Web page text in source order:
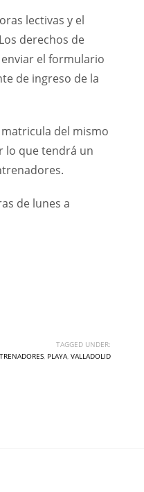
lectivas y el
derechos de
el formulario
de ingreso de la
del mismo
lo que tendrá un
de lunes a
TAGGED UNDER:
, PLAYA, VALLADOLID